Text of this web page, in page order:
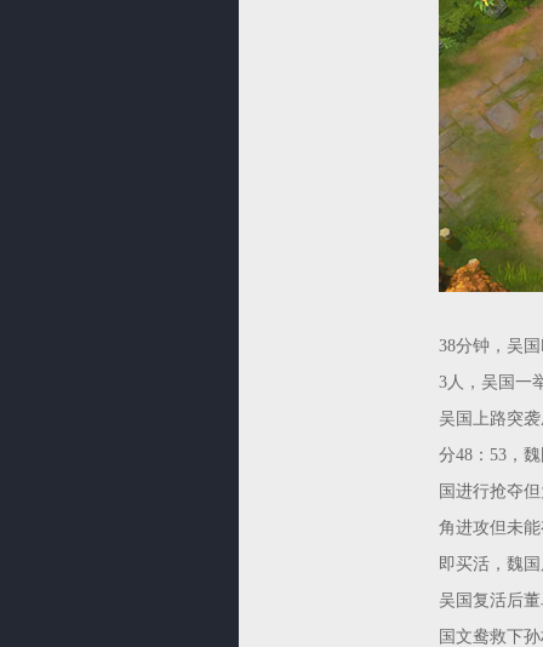
38分钟，吴
3人，吴国一
吴国上路突
分48：53，
国进行抢夺
角进攻但未
即买活，魏
吴国复活后
国文鸯救下